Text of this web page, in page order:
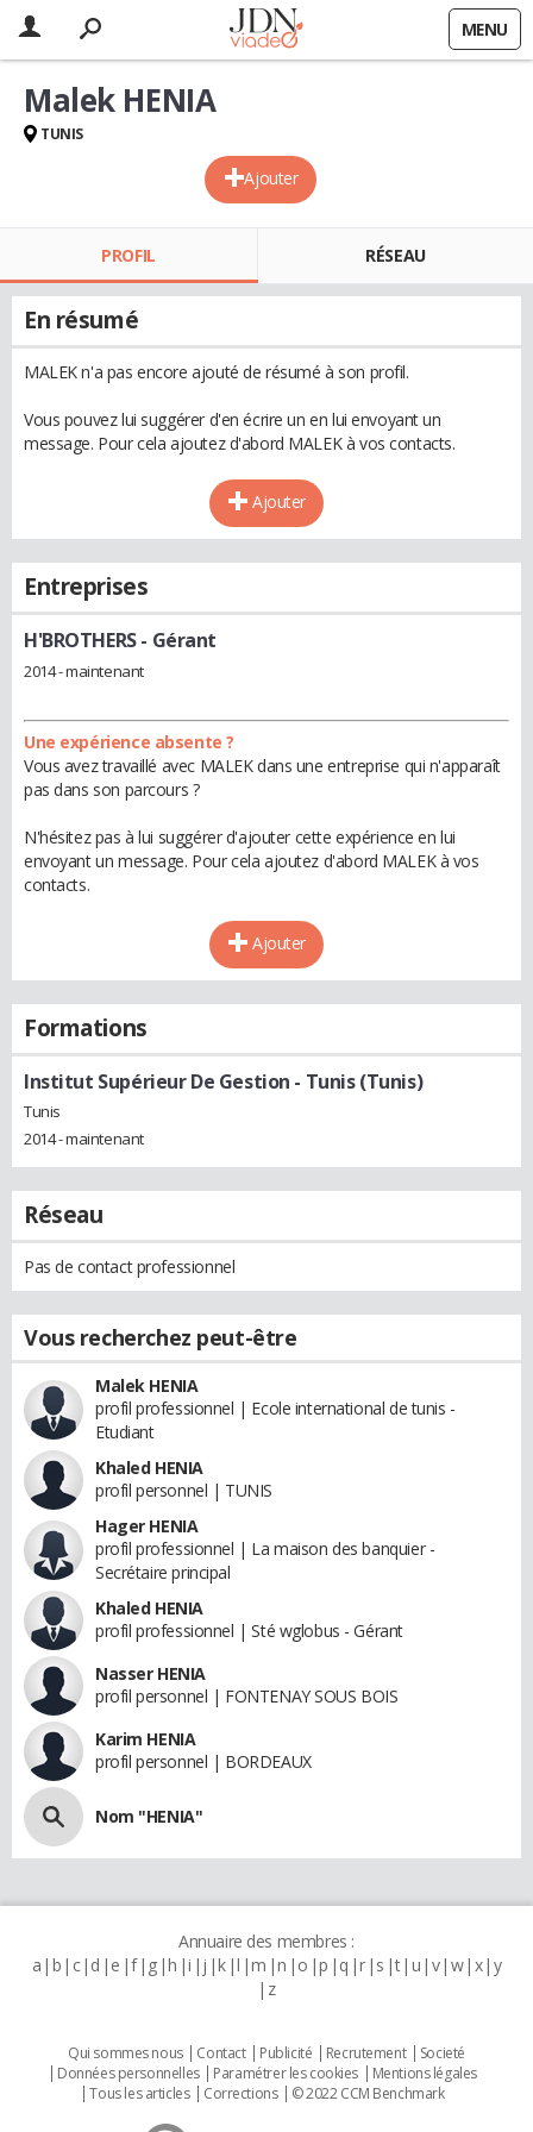
MENU
Ajouter
Malek HENIA
TUNIS
PROFIL RÉSEAU
En résumé
MALEK n'a pas encore ajouté de résumé à son profil.
Vous pouvez lui suggérer d'en écrire un en lui envoyant un
message. Pour cela ajoutez d'abord MALEK à vos contacts.
Ajouter
Entreprises
H'BROTHERS- Gérant
2014 - maintenant
Une expérience absente ?
Vous avez travaillé avec MALEK dans une entreprise qui n'apparaît
pas dans son parcours ?
N'hésitez pas à lui suggérer d'ajouter cette expérience en lui
envoyant un message. Pour cela ajoutez d'abord MALEK à vos
contacts.
Ajouter
Formations
Institut Supérieur De Gestion - Tunis (Tunis)
Tunis
2014 - maintenant
Réseau
Pas de contact professionnel
Vous recherchez peut-être
Malek HENIA
profil professionnel | Ecole international de tunis -
Etudiant
Khaled HENIA
profil personnel | TUNIS
Hager HENIA
profil professionnel | La maison des banquier -
Secrétaire principal
Khaled HENIA
profil professionnel | Sté wglobus - Gérant
Nasser HENIA
profil personnel | FONTENAY SOUS BOIS
Karim HENIA
profil personnel | BORDEAUX
Nom "HENIA"
Annuaire des membres :
a b c d e f g h i j k l m n o p q r s t u v w x y
z
Qui sommes nous Contact Publicité Recrutement
Societé
Données personnelles
Paramétrer les cookies
Mentions légales
Tous les articles
Corrections © 2022 CCM Benchmark